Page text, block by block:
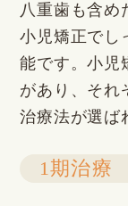
八重歯も含め
小児矯正でし
能です。小児
があり、それ
治療法が選ば
1期治療